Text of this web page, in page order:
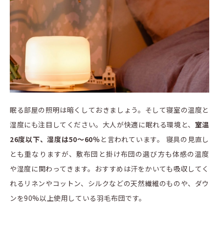
眠る部屋の照明は暗くしておきましょう。そして寝室の温度と
湿度にも注目してください。大人が快適に眠れる環境と、 室温
26度以下、湿度は50〜60％と言われています。 寝具の見直し
とも重なりますが、敷布団と掛け布団の選び方も体感の温度
や湿度に関わってきます。おすすめは汗をかいても吸収してく
れるリネンやコットン、シルクなどの天然繊維のものや、ダウ
ンを90%以上使用している羽毛布団です。